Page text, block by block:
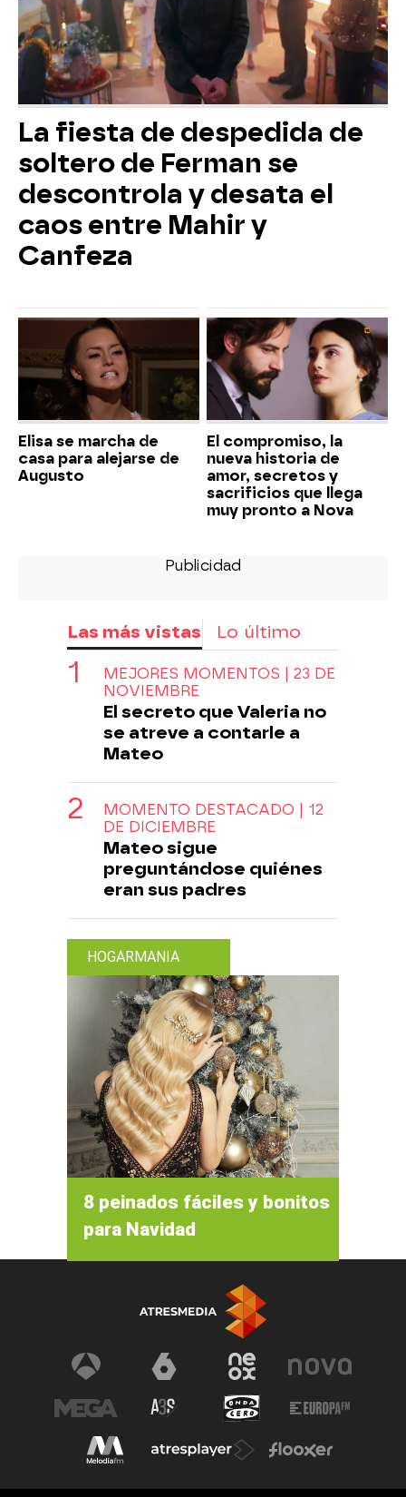
La fiesta de despedida de
soltero de Ferman se
descontrola y desata el
caos entre Mahir y
Canfeza
Elisa se marcha de
casa para alejarse de
Augusto
El compromiso, la
nueva historia de
amor, secretos y
sacrificios que llega
muy pronto a Nova
Las más vistas Lo último
MEJORES MOMENTOS | 23 DE
NOVIEMBRE
El secreto que Valeria no
se atreve a contarle a
Mateo
MOMENTO DESTACADO | 12
DE DICIEMBRE
Mateo sigue
preguntándose quiénes
eran sus padres
HOGARMANIA
8 peinados fáciles y bonitos
para Navidad